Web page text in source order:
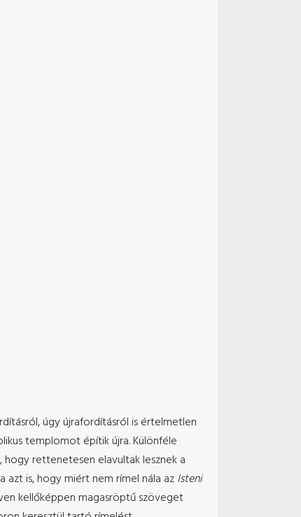
úgy újrafordításról is értelmetlen
templomot építik újra. Különféle
rettenetesen elavultak lesznek a
azt is, hogy miért nem rímel nála azIsteni
kellőképpen magasröptű szöveget